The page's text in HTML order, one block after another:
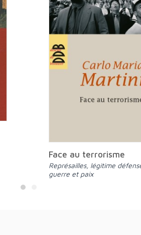
Face au terrorisme
Représailles, légitime défense,
guerre et paix